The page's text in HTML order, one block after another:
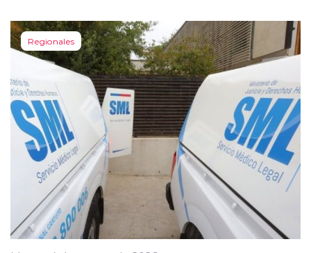
Regionales